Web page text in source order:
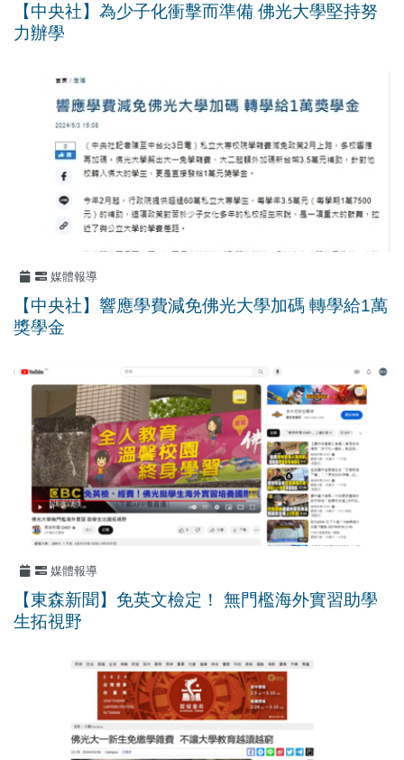
【中央社】為少子化衝擊而準備 佛光大學堅持努
力辦學
媒體報導
【中央社】響應學費減免佛光大學加碼 轉學給1萬
獎學金
媒體報導
【東森新聞】免英文檢定！ 無門檻海外實習助學
生拓視野